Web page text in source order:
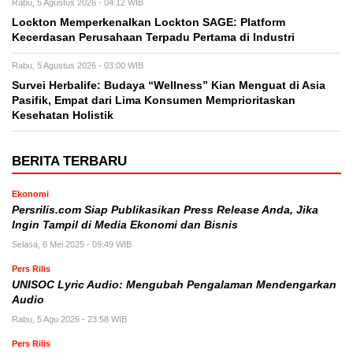
Rabu, 5 Agustus 2026 - 04:12 WIB
Lockton Memperkenalkan Lockton SAGE: Platform
Kecerdasan Perusahaan Terpadu Pertama di Industri
Rabu, 5 Agustus 2026 - 03:00 WIB
Survei Herbalife: Budaya “Wellness” Kian Menguat di Asia
Pasifik, Empat dari Lima Konsumen Memprioritaskan
Kesehatan Holistik
BERITA TERBARU
Ekonomi
Persrilis.com Siap Publikasikan Press Release Anda, Jika
Ingin Tampil di Media Ekonomi dan Bisnis
Selasa, 6 Mei 2025 - 09:49 WIB
Pers Rilis
UNISOC Lyric Audio: Mengubah Pengalaman Mendengarkan
Audio
Rabu, 5 Agu 2026 - 23:58 WIB
Pers Rilis